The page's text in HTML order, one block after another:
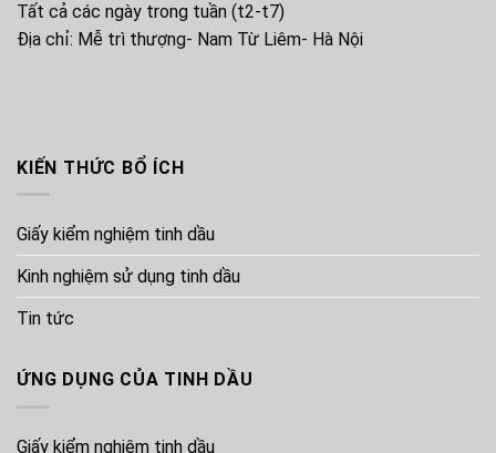
Tất cả các ngày trong tuần (t2-t7)
Địa chỉ: Mễ trì thượng- Nam Từ Liêm- Hà Nội
KIẾN THỨC BỔ ÍCH
Giấy kiểm nghiệm tinh dầu
Kinh nghiệm sử dụng tinh dầu
Tin tức
ỨNG DỤNG CỦA TINH DẦU
Giấy kiểm nghiệm tinh dầu